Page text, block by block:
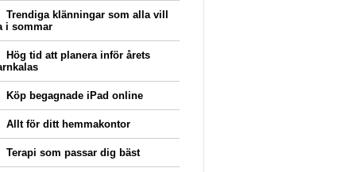
Trendiga klänningar som alla vill
i sommar
Hög tid att planera inför årets
Köp begagnade iPad online
Allt för ditt hemmakontor
Terapi som passar dig bäst